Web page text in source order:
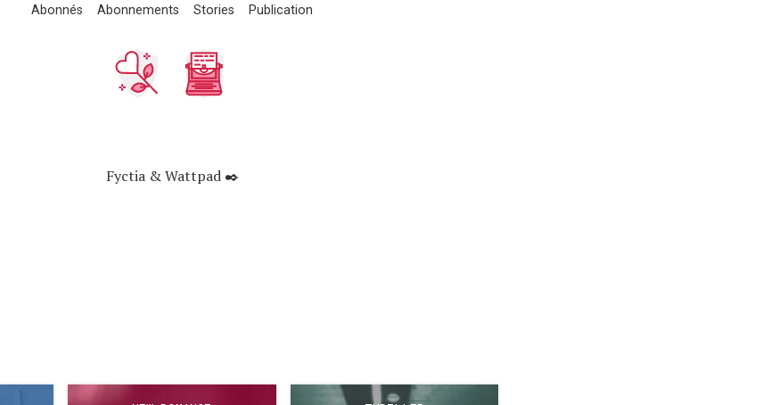
Abonnés Abonnements Stories Publication
Fyctia & Wattpad ✒️